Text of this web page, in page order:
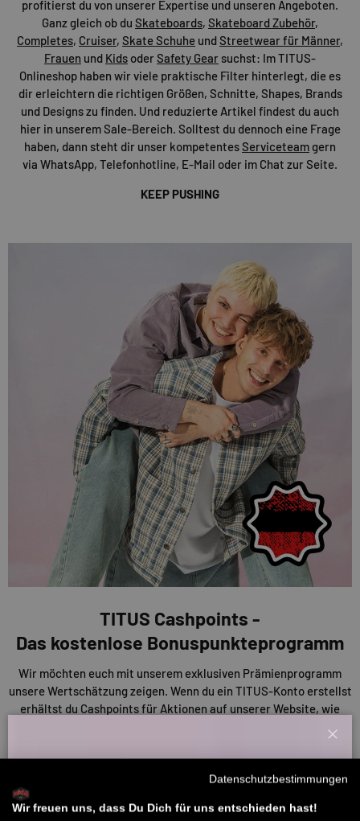
profitierst du von unserer Expertise und unseren Angeboten.
Ganz gleich ob du Skateboards, Skateboard Zubehör,
Completes, Cruiser, Skate Schuhe undStreetwear für Männer,
Frauen und Kids oderSafety Gear suchst: Im TITUS-
Onlineshop haben wir viele praktische Filter hinterlegt, die es
dir erleichtern die richtigen Größen, Schnitte, Shapes, Brands
und Designs zu finden. Und reduzierte Artikel findest du auch
hier in unserem Sale-Bereich. Solltest du dennoch eine Frage
haben, dann steht dir unser kompetentesServiceteamgern
via WhatsApp, Telefonhotline, E-Mail oder im Chat zur Seite.
KEEP PUSHING
TITUS Cashpoints -
Das kostenlose Bonuspunkteprogramm
Wir möchten euch mit unserem exklusiven Prämienprogramm
unsere Wertschätzung zeigen. Wenn du ein TITUS-Konto erstellst
erhältst du Cashpoints für Aktionen auf unserer Website, wie
mehr du also sammelst, desto mehr sparst du!
ENTDECKE UNSERE CASHPOINTS
Willkommensbonus
Willkommens-Rabattcode direkt per Mail zugeschickt.
Datenschutzbestimmungen
Wir freuen uns, dass Du Dich für uns entschieden hast!